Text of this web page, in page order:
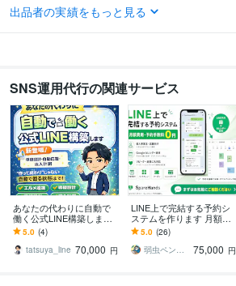
語学力
出品者の実績をもっと見る
SNS運用代行の関連サービス
あなたの代わりに自動で
働く公式LINE構築します
エルメ連携・導線設計・
自動応答・流入計測
5.0 (4)
tatsuya_line 70,000 円
LINE上で完結する予約シ
ステムを作ります 月額費
用、予約時の手数料は一
切かかりません！
5.0 (26)
弱虫ペンギン
75,000 円